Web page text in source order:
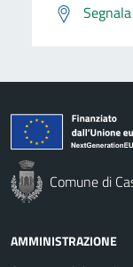
Comune di
AMMINISTRAZIONE